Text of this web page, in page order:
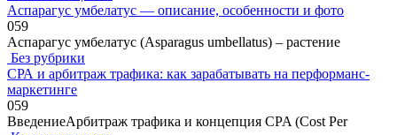
Аспарагус умбелатус — описание, особенности и фото
059
Аспарагус умбелатус (Asparagus umbellatus) – растение
Без рубрики
СРА и арбитраж трафика: как зарабатывать на перформанс-
маркетинге
059
ВведениеАрбитраж трафика и концепция CPA (Cost Per